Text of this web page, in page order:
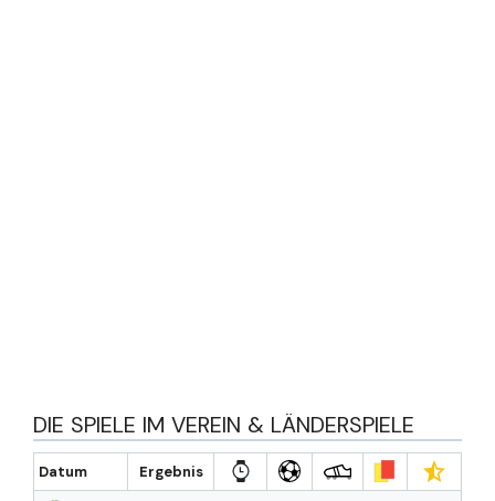
DIE SPIELE IM VEREIN & LÄNDERSPIELE
Datum Ergebnis